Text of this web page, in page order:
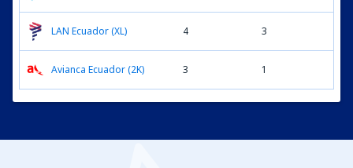
LAN Ecuador (XL) 4 3
Avianca Ecuador (2K) 3 1